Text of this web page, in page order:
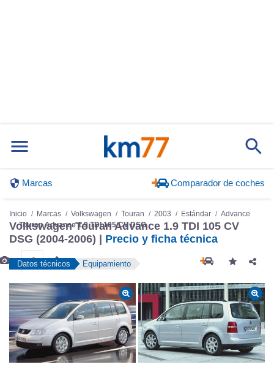
Marcas Comparador de coches
Inicio Marcas Volkswagen Touran 2003 Estándar
Advance
Touran Advance 1.9 TDI 105 CV DSG
Volkswagen Touran Advance 1.9 TDI 105 CV
DSG (2004-2006) | Precio y ficha técnica
Datos técnicos Equipamiento